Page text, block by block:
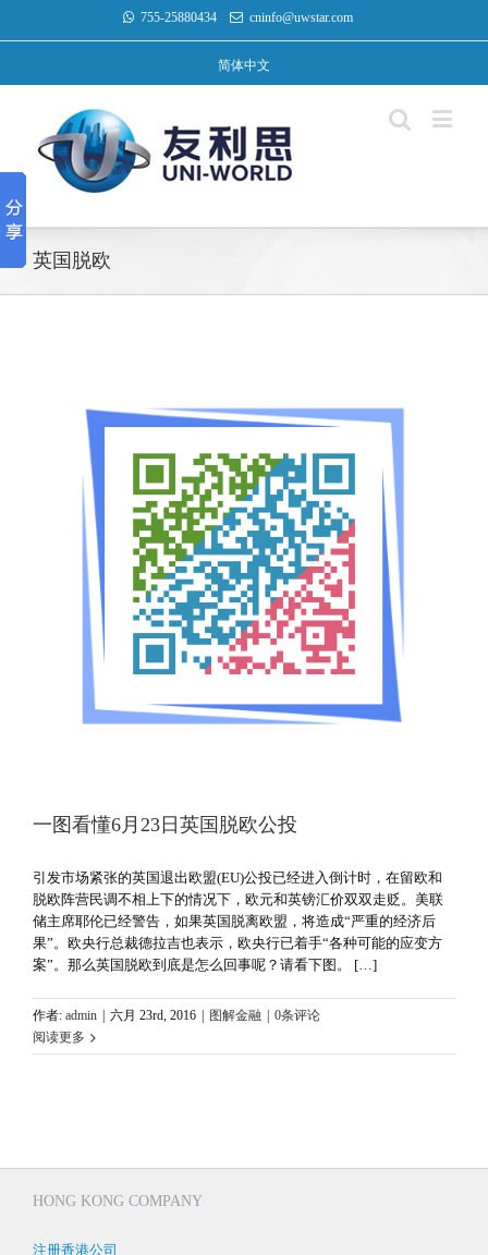
755-25880434 cninfo@uwstar.com
简体中文
英国脱欧
一图看懂6月23日英国脱欧公投
引发市场紧张的英国退出欧盟(EU)公投已经进入倒计时，在留欧和
脱欧阵营民调不相上下的情况下，欧元和英镑汇价双双走贬。美联
储主席耶伦已经警告，如果英国脱离欧盟，将造成“严重的经济后
果”。欧央行总裁德拉吉也表示，欧央行已着手“各种可能的应变方
案”。那么英国脱欧到底是怎么回事呢？请看下图。 […]
作者: admin 六月 23rd, 2016 图解金融
0条评论
阅读更多
HONG KONG COMPANY
注册香港公司